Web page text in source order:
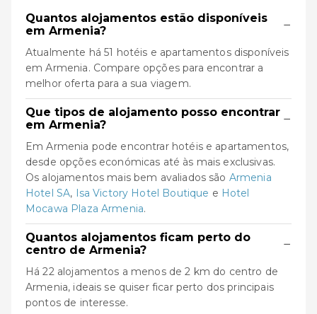
Quantos alojamentos estão disponíveis
em Armenia?
−
Atualmente há 51 hotéis e apartamentos disponíveis
em Armenia. Compare opções para encontrar a
melhor oferta para a sua viagem.
Que tipos de alojamento posso encontrar
em Armenia?
−
Em Armenia pode encontrar hotéis e apartamentos,
desde opções económicas até às mais exclusivas.
Os alojamentos mais bem avaliados são Armenia
Hotel SA, Isa Victory Hotel Boutique e Hotel
Mocawa Plaza Armenia.
Quantos alojamentos ficam perto do
centro de Armenia?
−
Há 22 alojamentos a menos de 2 km do centro de
Armenia, ideais se quiser ficar perto dos principais
pontos de interesse.